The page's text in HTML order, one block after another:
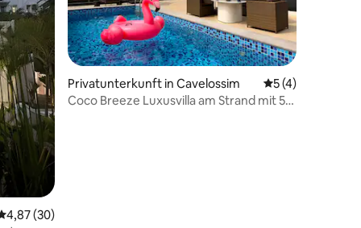
Bewertung: 4,87 von 5, 30 Bewertungen
4,87 (30)
Privatunterkunft in Cavelossim
5 (4)
Coco Breeze Luxusvilla am Strand mit 5